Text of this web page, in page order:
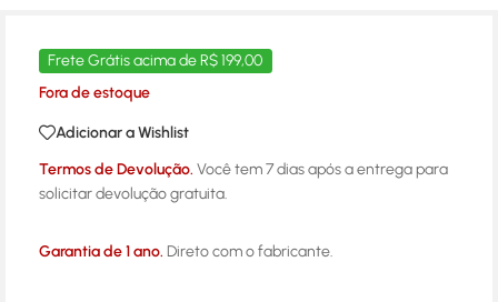
Frete Grátis acima de R$ 199,00
Fora de estoque
Adicionar a Wishlist
Termos de Devolução. Você tem 7 dias após a entrega para
solicitar devolução gratuita.
Garantia de 1 ano. Direto com o fabricante.